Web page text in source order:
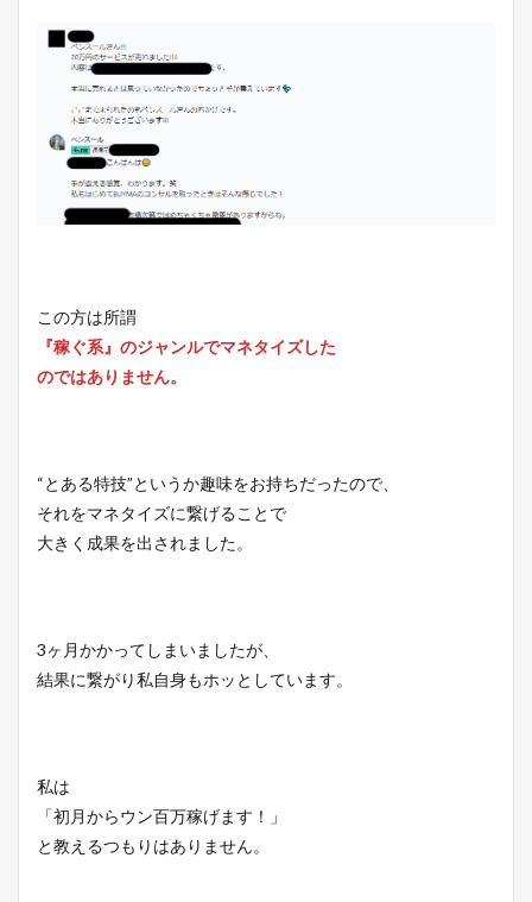
この方は所謂
『稼ぐ系』のジャンルでマネタイズした
のではありません。
“とある特技”というか趣味をお持ちだったので、
それをマネタイズに繋げることで
大きく成果を出されました。
3ヶ月かかってしまいましたが、
結果に繋がり私自身もホッとしています。
私は
「初月からウン百万稼げます！」
と教えるつもりはありません。